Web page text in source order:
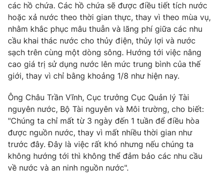
Photo Infographic
Video Shorts video
VTV Money VTV Thể thao
VTV Sức khoẻ Bất động sản
Thị trường 24h Tấm lòng Việt
VTV4 Vươn mình bằng AI
các hồ chứa. Các hồ chứa sẽ được điều tiết tích nước
hoặc xả nước theo thời gian thực, thay vì theo mùa vụ,
nhằm khắc phục mâu thuẫn và lãng phí giữa các nhu
cầu khai thác nước cho thủy điện, thủy lợi và nước
sạch trên cùng một dòng sông. Hướng tới việc nâng
cao giá trị sử dụng nước lên mức trung bình của thế
giới, thay vì chỉ bằng khoảng 1/8 như hiện nay.
Ông Châu Trần Vĩnh, Cục trưởng Cục Quản lý Tài
nguyên nước, Bộ Tài nguyên và Môi trường, cho biết:
"Chúng ta chỉ mất từ 3 ngày đến 1 tuần để điều hòa
được nguồn nước, thay vì mất nhiều thời gian như
trước đây. Đây là việc rất khó nhưng nếu chúng ta
không hướng tới thì không thể đảm bảo các nhu cầu
về nước và an ninh nguồn nước".